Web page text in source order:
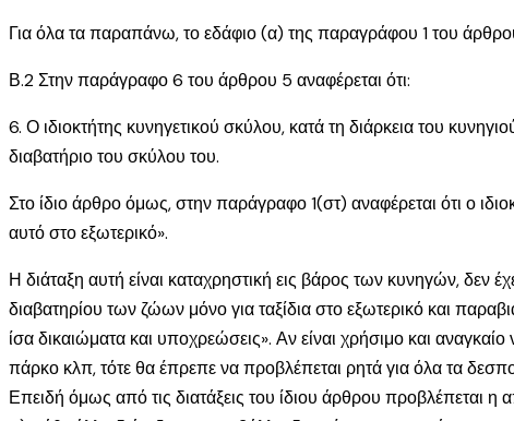
Για όλα τα παραπάνω, το εδάφιο (α) της παραγράφου 1 του
Β.2 Στην παράγραφο 6 του άρθρου 5 αναφέρεται ότι:
6. Ο ιδιοκτήτης κυνηγετικού σκύλου, κατά τη διάρκεια του
διαβατήριο του σκύλου του.
Στο ίδιο άρθρο όμως, στην παράγραφο 1(στ) αναφέρεται ότι ο
αυτό στο εξωτερικό».
Η διάταξη αυτή είναι καταχρηστική εις βάρος των κυνηγών, δεν
διαβατηρίου των ζώων μόνο για ταξίδια στο εξωτερικό και
ίσα δικαιώματα και υποχρεώσεις». Αν είναι χρήσιμο και
πάρκο κλπ, τότε θα έπρεπε να προβλέπεται ρητά για όλα τα
Επειδή όμως από τις διατάξεις του ίδιου άρθρου προβλέπεται